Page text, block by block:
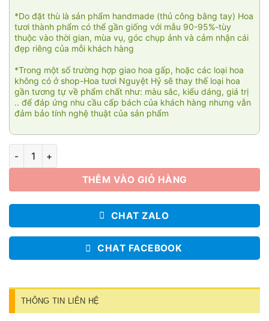
*Do đặt thù là sản phẩm handmade (thủ công bằng tay) Hoa
tươi thành phẩm có thể gần giống với mẫu 90-95%-tùy
thuộc vào thời gian, mùa vụ, góc chụp ảnh và cảm nhận cái
đẹp riêng của mỗi khách hàng
*Trong một số trường hợp giao hoa gấp, hoặc các loại hoa
không có ở shop-Hoa tươi Nguyệt Hỷ sẽ thay thế loại hoa
gần tương tự về phẩm chất như: màu sắc, kiểu dáng, giá trị
.. để đáp ứng nhu cầu cấp bách của khách hàng nhưng vẫn
đảm bảo tính nghệ thuật của sản phẩm
Giỏ hoa xinh 010 số lượng
THÊM VÀO GIỎ HÀNG
CHAT ZALO
CHAT FACEBOOK
THÔNG TIN LIÊN HỆ